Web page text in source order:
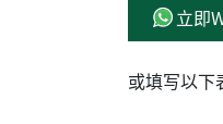
立即
或填写以下